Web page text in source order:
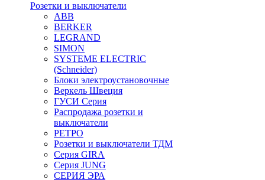
Розетки и выключатели
ABB
BERKER
LEGRAND
SIMON
SYSTEME ELECTRIC
(Schneider)
Блоки электроустановочные
Веркель Швеция
ГУСИ Серия
Распродажа розетки и
выключатели
РЕТРО
Розетки и выключатели ТДМ
Серия GIRA
Серия JUNG
СЕРИЯ ЭРА